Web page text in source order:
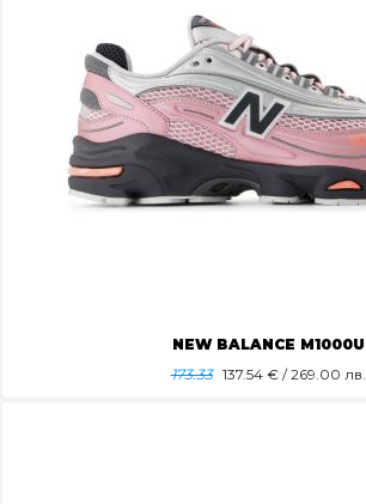
NEW BALANCE M1000U
173.33 137.54€ / 269.00 лв.